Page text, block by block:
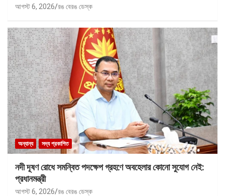
আগস্ট 6, 2026 রঙ বেরঙ ডেস্ক
অন্যান্য সদ্য প্রকাশিত
নদী দূষণ রোধে সমন্বিত পদক্ষেপ গ্রহণে অবহেলার কোনো সুযোগ নেই:
প্রধানমন্ত্রী
আগস্ট 6, 2026 রঙ বেরঙ ডেস্ক